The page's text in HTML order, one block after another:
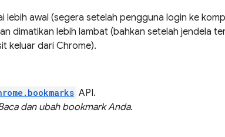
lebih awal (segera setelah pengguna login ke
dimatikan lebih lambat (bahkan setelah jendela
keluar dari Chrome).
API.
dan ubah bookmark Anda.